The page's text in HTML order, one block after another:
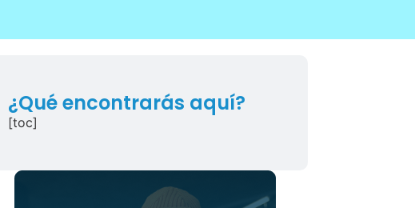
¿Qué encontrarás aquí?
[toc]